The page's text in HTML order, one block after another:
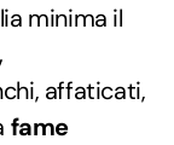
minima il
affaticati,
fame